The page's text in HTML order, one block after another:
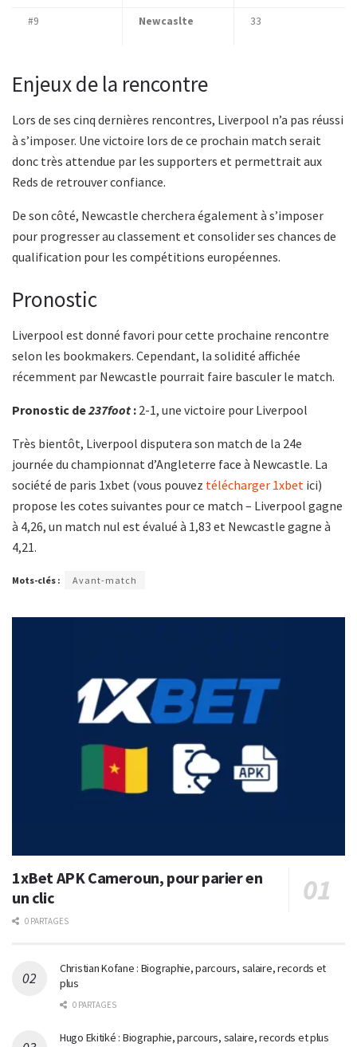
#9 Newcaslte 33
Enjeux de la rencontre
Lors de ses cinq dernières rencontres, Liverpool n’a pas réussi
à s’imposer. Une victoire lors de ce prochain match serait
donc très attendue par les supporters et permettrait aux
Reds de retrouver confiance.
De son côté, Newcastle cherchera également à s’imposer
pour progresser au classement et consolider ses chances de
qualification pour les compétitions européennes.
Pronostic
Liverpool est donné favori pour cette prochaine rencontre
selon les bookmakers. Cependant, la solidité affichée
récemment par Newcastle pourrait faire basculer le match.
Pronostic de237foot : 2-1, une victoire pour Liverpool
Très bientôt, Liverpool disputera son match de la 24e
journée du championnat d’Angleterre face à Newcastle. La
société de paris 1xbet (vous pouvez télécharger 1xbet ici)
propose les cotes suivantes pour ce match – Liverpool gagne
à 4,26, un match nul est évalué à 1,83 et Newcastle gagne à
4,21.
Mots-clés : Avant-match
1xBet APK Cameroun, pour parier en
un clic
0 PARTAGES
Christian Kofane : Biographie, parcours, salaire, records et
plus
0 PARTAGES
Hugo Ekitiké : Biographie, parcours, salaire, records et plus